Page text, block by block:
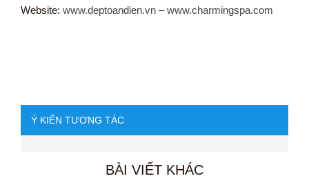
Website: www.deptoandien.vn –www.charmingspa.com
Ý KIẾN TƯƠNG TÁC
BÀI VIẾT KHÁC